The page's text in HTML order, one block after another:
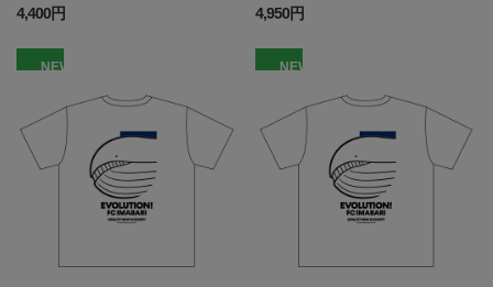
4,400円
4,950円
NEW NEW